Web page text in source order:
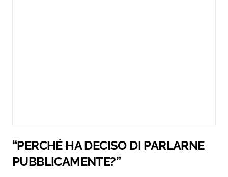
“PERCHÉ HA DECISO DI PARLARNE
PUBBLICAMENTE?”